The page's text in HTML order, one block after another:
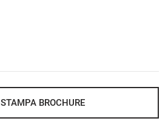
STAMPA BROCHURE